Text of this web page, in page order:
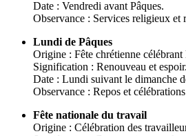
Date : Vendredi avant Pâques.
Observance : Services religieux et
Lundi de Pâques
Origine : Fête chrétienne
Signification : Renouveau et espoir.
Date : Lundi suivant le dimanche
Observance : Repos et
Fête nationale du travail
Origine : Célébration des